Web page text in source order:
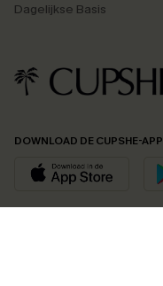
Dagelijkse Basis
DOWNLOAD DE CUPSHE-APP